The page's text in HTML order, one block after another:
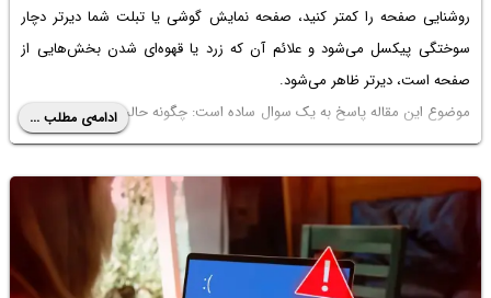
روشنایی صفحه را کمتر کنید، صفحه نمایش گوشی یا تبلت شما دیرتر دچار
سوختگی پیکسل می‌شود و علائم آن که زرد یا قهوه‌ای شدن بخش‌هایی از
صفحه است، دیرتر ظاهر می‌شود.
موضوع این مقاله پاسخ به یک سوال ساده است: چگونه حالت کم مصرف باتری
آیفون را به صورت دائمی فعال کنیم؟ در ادامه روش کار را به صورت کامل و
تصویری توضیح می‌دهیم.
ادامه‌ی مطلب ...